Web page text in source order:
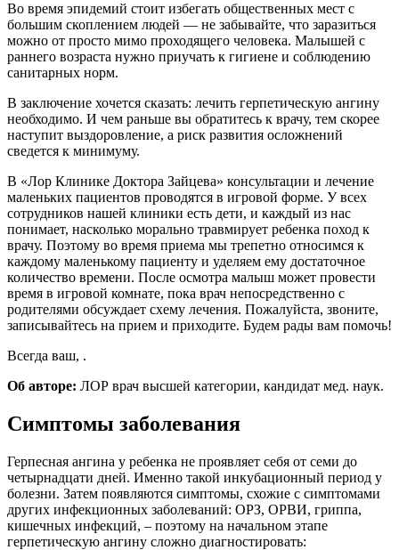
Во время эпидемий стоит избегать общественных мест с
большим скоплением людей — не забывайте, что заразиться
можно от просто мимо проходящего человека. Малышей с
раннего возраста нужно приучать к гигиене и соблюдению
санитарных норм.
В заключение хочется сказать: лечить герпетическую ангину
необходимо. И чем раньше вы обратитесь к врачу, тем скорее
наступит выздоровление, а риск развития осложнений
сведется к минимуму.
В «Лор Клинике Доктора Зайцева» консультации и лечение
маленьких пациентов проводятся в игровой форме. У всех
сотрудников нашей клиники есть дети, и каждый из нас
понимает, насколько морально травмирует ребенка поход к
врачу. Поэтому во время приема мы трепетно относимся к
каждому маленькому пациенту и уделяем ему достаточное
количество времени. После осмотра малыш может провести
время в игровой комнате, пока врач непосредственно с
родителями обсуждает схему лечения. Пожалуйста, звоните,
записывайтесь на прием и приходите. Будем рады вам помочь!
Всегда ваш, .
Об авторе: ЛОР врач высшей категории, кандидат мед. наук.
Симптомы заболевания
Герпесная ангина у ребенка не проявляет себя от семи до
четырнадцати дней. Именно такой инкубационный период у
болезни. Затем появляются симптомы, схожие с симптомами
других инфекционных заболеваний: ОРЗ, ОРВИ, гриппа,
кишечных инфекций, – поэтому на начальном этапе
герпетическую ангину сложно диагностировать: